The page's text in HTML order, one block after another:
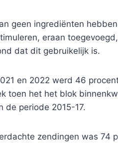
geen ingrediënten
eraan
dat dit gebruikelijk is.
en 2022 werd 46
toen het het blok
de periode 2015-17.
zendingen was 74